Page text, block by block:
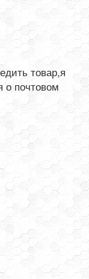
товар,я
о почтовом